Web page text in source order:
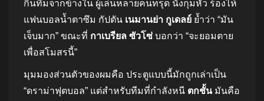
กินทีมจากข้างใน ผู้เล่นหลายคนทรุด นั่งกุมหัว ร้องไห้
แฟนบอลน้ำตาซึม กัปตัน เนมานย่า กูเดลย์ ย้ำว่า “มัน
เจ็บมาก” ขณะที่ กาเบรียล ซัวโซ่ บอกว่า “จะยอมตาย
เพื่อสโมสรนี้”
มุมมองส่วนตัวของผมคือ ประตูแบบนี้มักถูกเล่าเป็น
“ดราม่าฟุตบอล” แต่สำหรับทีมที่กำลังหนี ตกชั้นมันคือ